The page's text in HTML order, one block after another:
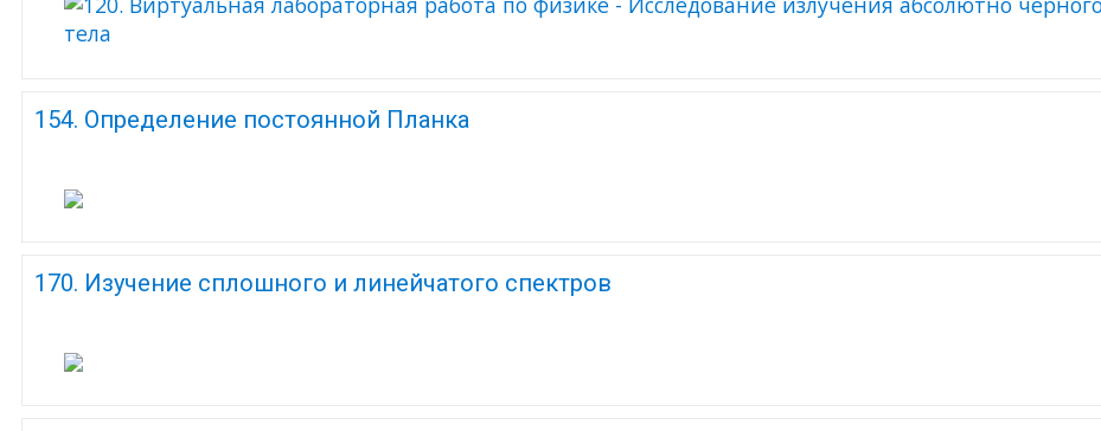
154. Определение постоянной Планка
170. Изучение сплошного и линейчатого спектров